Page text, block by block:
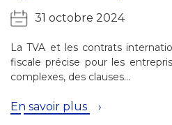
31 octobre 2024
La TVA et les contrats
fiscale précise pour les
complexes, des clauses…
En savoir plus